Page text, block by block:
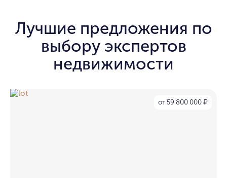
Лучшие предложения по
выбору экспертов
недвижимости
от 59 800 000 ₽